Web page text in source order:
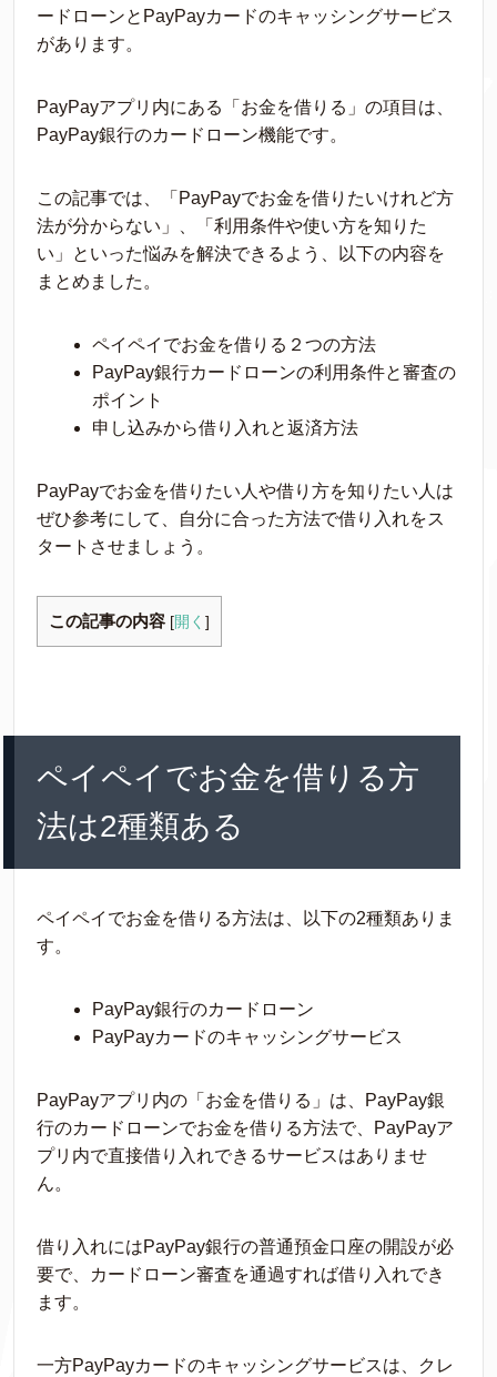
ードローンとPayPayカードのキャッシングサービス
があります。
PayPayアプリ内にある「お金を借りる」の項目は、
PayPay銀行のカードローン機能です。
この記事では、「PayPayでお金を借りたいけれど方
法が分からない」、「利用条件や使い方を知りた
い」といった悩みを解決できるよう、以下の内容を
まとめました。
ペイペイでお金を借りる２つの方法
PayPay銀行カードローンの利用条件と審査の
ポイント
申し込みから借り入れと返済方法
PayPayでお金を借りたい人や借り方を知りたい人は
ぜひ参考にして、自分に合った方法で借り入れをス
タートさせましょう。
この記事の内容 [開く ]
ペイペイでお金を借りる方
法は2種類ある
ペイペイでお金を借りる方法は、以下の2種類ありま
す。
PayPay銀行のカードローン
PayPayカードのキャッシングサービス
PayPayアプリ内の「お金を借りる」は、PayPay銀
行のカードローンでお金を借りる方法で、PayPayア
プリ内で直接借り入れできるサービスはありませ
ん。
借り入れにはPayPay銀行の普通預金口座の開設が必
要で、カードローン審査を通過すれば借り入れでき
ます。
一方PayPayカードのキャッシングサービスは、クレ